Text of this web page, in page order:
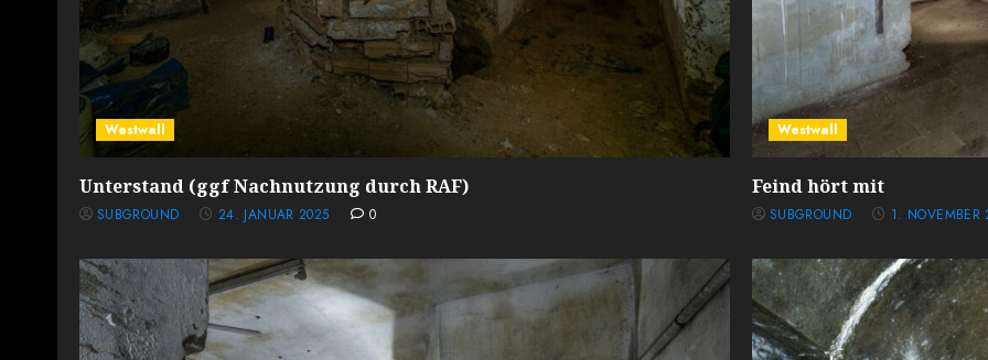
Westwall
Unterstand (ggf Nachnutzung durch RAF)
SUBGROUND 24. JANUAR 2025 0
Westwall
Feind hört mit
SUBGROUND 1. NOVEMBER